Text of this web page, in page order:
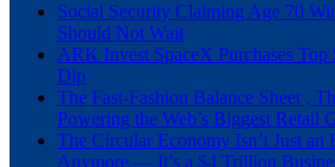
Social Security Claiming Age 70
Should Not Wait
ARK Invest SpaceX Purchases
Dip
The Fast-Fashion Balance Sheet ,
Powering the Web’s Biggest Retail
The Circular Economy Isn’t Just an
Anymore — It’s a $4 Trillion